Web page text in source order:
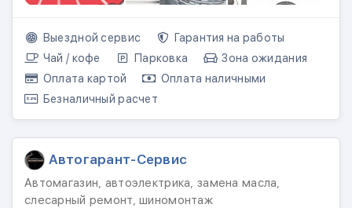
Выездной сервис
Гарантия на работы
Чай / кофе
Парковка
Зона ожидания
Оплата картой
Оплата наличными
Безналичный расчет
Автогарант-Сервис
Автомагазин, автоэлектрика, замена масла,
слесарный ремонт, шиномонтаж